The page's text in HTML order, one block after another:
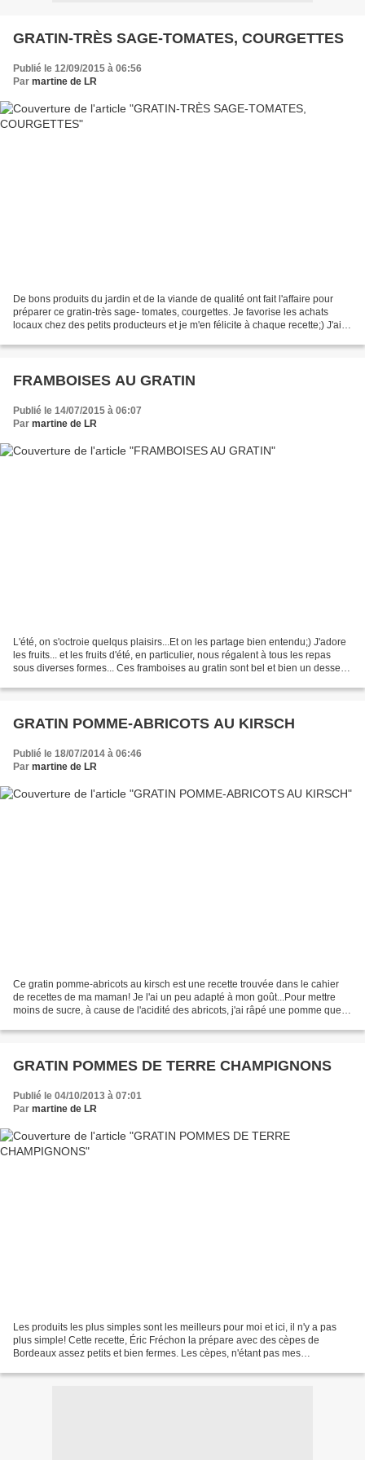
GRATIN-TRÈS SAGE-TOMATES, COURGETTES
Publié le 12/09/2015 à 06:56
Par martine de LR
De bons produits du jardin et de la viande de qualité ont fait l'affaire pour
préparer ce gratin-très sage- tomates, courgettes. Je favorise les achats
locaux chez des petits producteurs et je m'en félicite à chaque recette;) J'ai
FRAMBOISES AU GRATIN
Publié le 14/07/2015 à 06:07
Par martine de LR
L'été, on s'octroie quelqus plaisirs...Et on les partage bien entendu;) J'adore
les fruits... et les fruits d'été, en particulier, nous régalent à tous les repas
sous diverses formes... Ces framboises au gratin sont bel et bien un dessert
GRATIN POMME-ABRICOTS AU KIRSCH
Publié le 18/07/2014 à 06:46
Par martine de LR
Ce gratin pomme-abricots au kirsch est une recette trouvée dans le cahier
de recettes de ma maman! Je l'ai un peu adapté à mon goût...Pour mettre
moins de sucre, à cause de l'acidité des abricots, j'ai râpé une pomme que
GRATIN POMMES DE TERRE CHAMPIGNONS
Publié le 04/10/2013 à 07:01
Par martine de LR
Les produits les plus simples sont les meilleurs pour moi et ici, il n'y a pas
plus simple! Cette recette, Éric Fréchon la prépare avec des cèpes de
Bordeaux assez petits et bien fermes. Les cèpes, n'étant pas mes